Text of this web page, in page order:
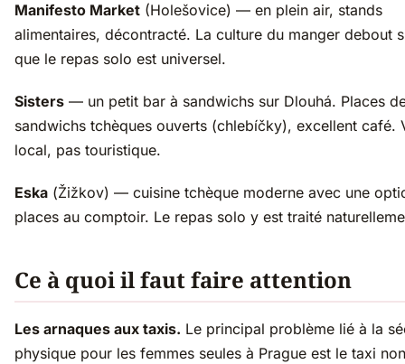
Manifesto Market (Holešovice) — en plein air, stands
alimentaires, décontracté. La culture du manger debout
que le repas solo est universel.
Sisters — un petit bar à sandwichs sur Dlouhá. Places
sandwichs tchèques ouverts (chlebíčky), excellent café.
local, pas touristique.
Eska (Žižkov) — cuisine tchèque moderne avec une
places au comptoir. Le repas solo y est traité
Ce à quoi il faut faire attention
Les arnaques aux taxis. Le principal problème lié à la
physique pour les femmes seules à Prague est le taxi